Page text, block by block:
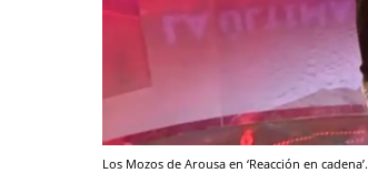
Los Mozos de Arousa en ‘Reacción en cadena’.